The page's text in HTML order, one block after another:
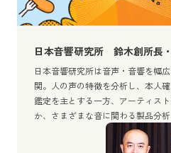
日本音響研究所 鈴木創所長
日本音響研究所は音声・音響を幅
関。人の声の特徴を分析し、本人
鑑定を主とする一方、アーティス
か、さまざまな音に関わる製品分析